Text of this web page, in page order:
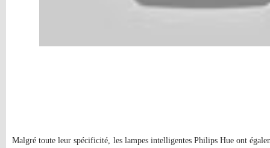
Malgré toute leur spécificité, les lampes intelligentes Philips Hue ont